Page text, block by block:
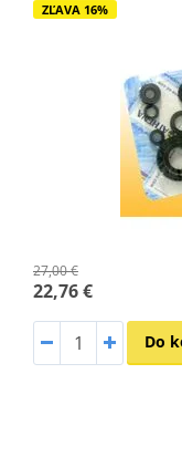
ZĽAVA 16%
27,00 €
22,76 €
Do